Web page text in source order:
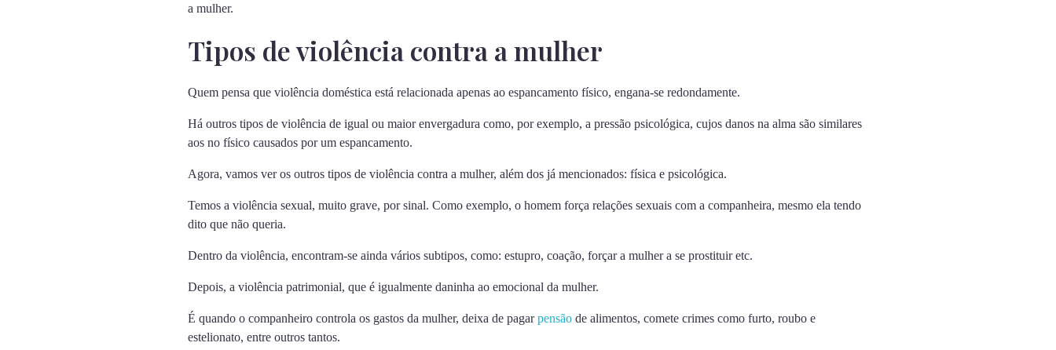
a mulher.
Tipos de violência contra a mulher
Quem pensa que violência doméstica está relacionada apenas ao espancamento físico, engana-se redondamente.
Há outros tipos de violência de igual ou maior envergadura como, por exemplo, a pressão psicológica, cujos danos na alma são similares
aos no físico causados por um espancamento.
Agora, vamos ver os outros tipos de violência contra a mulher, além dos já mencionados: física e psicológica.
Temos a violência sexual, muito grave, por sinal. Como exemplo, o homem força relações sexuais com a companheira, mesmo ela tendo
dito que não queria.
Dentro da violência, encontram-se ainda vários subtipos, como: estupro, coação, forçar a mulher a se prostituir etc.
Depois, a violência patrimonial, que é igualmente daninha ao emocional da mulher.
É quando o companheiro controla os gastos da mulher, deixa de pagarpensãode alimentos, comete crimes como furto, roubo e
estelionato, entre outros tantos.